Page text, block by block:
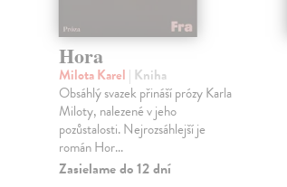
Hora
Milota Karel | Kniha
Obsáhlý svazek přináší prózy Karla
Miloty, nalezené v jeho
pozůstalosti. Nejrozsáhlejší je
román Hor...
Zasielame do 12 dní